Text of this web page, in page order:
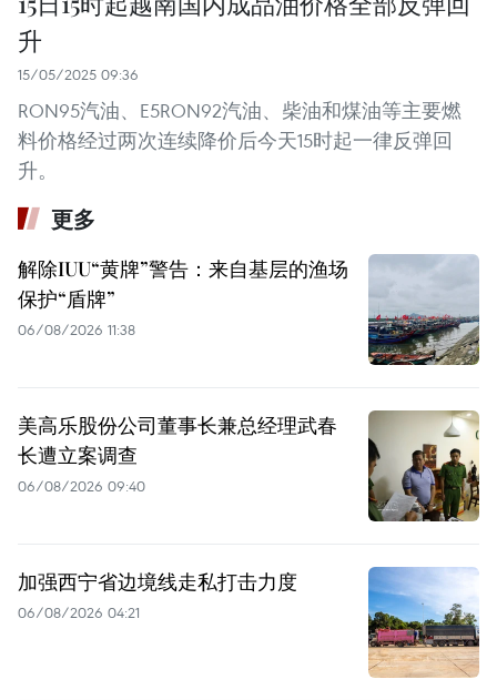
升
15/05/2025 09:36
RON95汽油、E5RON92汽油、柴油和煤油等主要燃
料价格经过两次连续降价后今天15时起一律反弹回
升。 ​
更多
解除IUU“黄牌”警告：来自基层的渔场
保护“盾牌”
06/08/2026 11:38
美高乐股份公司董事长兼总经理武春
长遭立案调查
06/08/2026 09:40
加强西宁省边境线走私打击力度
06/08/2026 04:21